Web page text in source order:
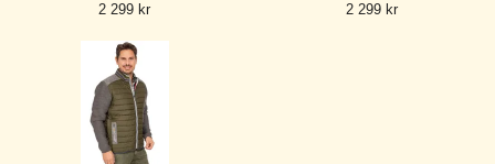
2 299 kr 2 299 kr